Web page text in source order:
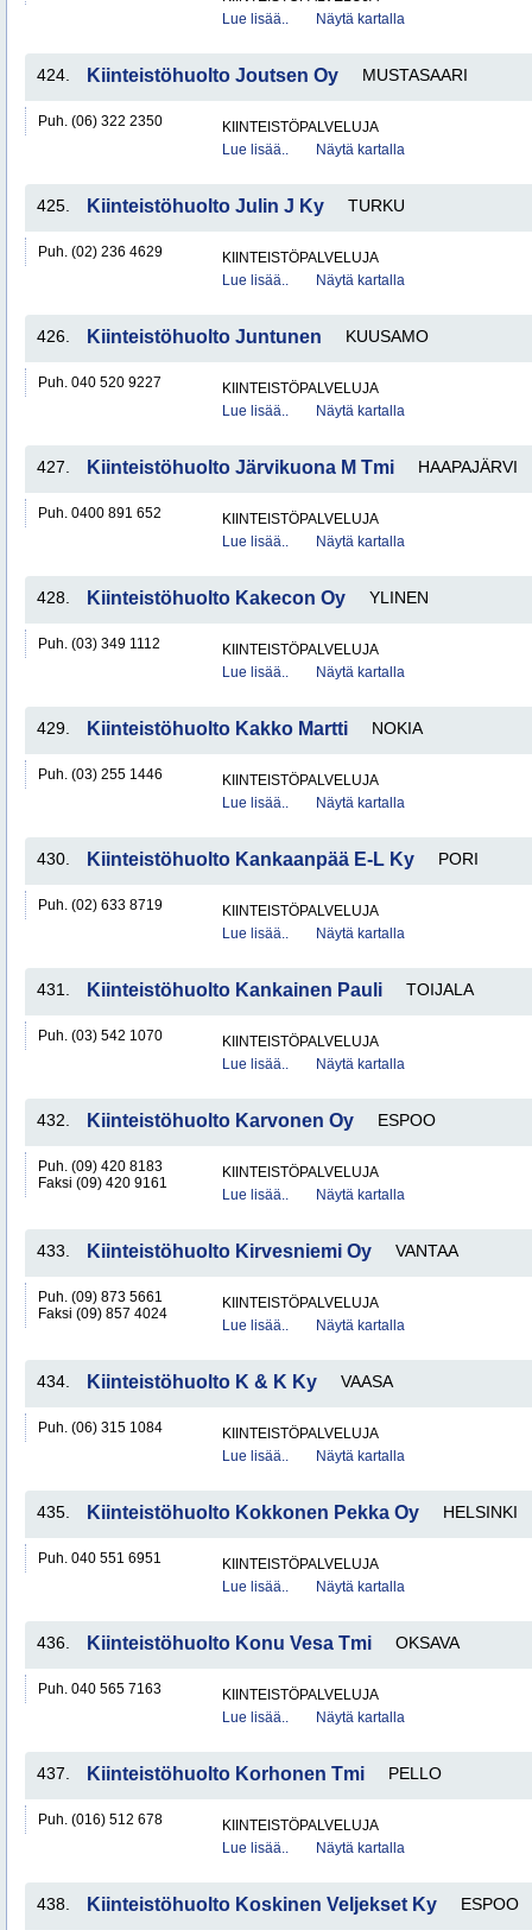
Lue lisää..
Näytä kartalla
424. Kiinteistöhuolto Joutsen Oy MUSTASAARI
Puh. (06) 322 2350
KIINTEISTÖPALVELUJA
Lue lisää..
Näytä kartalla
425. Kiinteistöhuolto Julin J Ky TURKU
Puh. (02) 236 4629
KIINTEISTÖPALVELUJA
Lue lisää..
Näytä kartalla
426. Kiinteistöhuolto Juntunen KUUSAMO
Puh. 040 520 9227
KIINTEISTÖPALVELUJA
Lue lisää..
Näytä kartalla
427. Kiinteistöhuolto Järvikuona M Tmi HAAPAJÄRVI
Puh. 0400 891 652
KIINTEISTÖPALVELUJA
Lue lisää..
Näytä kartalla
428. Kiinteistöhuolto Kakecon Oy YLINEN
Puh. (03) 349 1112
KIINTEISTÖPALVELUJA
Lue lisää..
Näytä kartalla
429. Kiinteistöhuolto Kakko Martti NOKIA
Puh. (03) 255 1446
KIINTEISTÖPALVELUJA
Lue lisää..
Näytä kartalla
430. Kiinteistöhuolto Kankaanpää E-L Ky PORI
Puh. (02) 633 8719
KIINTEISTÖPALVELUJA
Lue lisää..
Näytä kartalla
431. Kiinteistöhuolto Kankainen Pauli TOIJALA
Puh. (03) 542 1070
KIINTEISTÖPALVELUJA
Lue lisää..
Näytä kartalla
432. Kiinteistöhuolto Karvonen Oy ESPOO
Puh. (09) 420 8183
Faksi (09) 420 9161
KIINTEISTÖPALVELUJA
Lue lisää..
Näytä kartalla
433. Kiinteistöhuolto Kirvesniemi Oy VANTAA
Puh. (09) 873 5661
Faksi (09) 857 4024
KIINTEISTÖPALVELUJA
Lue lisää..
Näytä kartalla
434. Kiinteistöhuolto K & K Ky VAASA
Puh. (06) 315 1084
KIINTEISTÖPALVELUJA
Lue lisää..
Näytä kartalla
435. Kiinteistöhuolto Kokkonen Pekka Oy HELSINKI
Puh. 040 551 6951
KIINTEISTÖPALVELUJA
Lue lisää..
Näytä kartalla
436. Kiinteistöhuolto Konu Vesa Tmi OKSAVA
Puh. 040 565 7163
KIINTEISTÖPALVELUJA
Lue lisää..
Näytä kartalla
437. Kiinteistöhuolto Korhonen Tmi PELLO
Puh. (016) 512 678
KIINTEISTÖPALVELUJA
Lue lisää..
Näytä kartalla
438. Kiinteistöhuolto Koskinen Veljekset Ky ESPOO